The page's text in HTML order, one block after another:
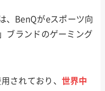
、BenQがeスポーツ向
ブランドのゲーミング
されており、 世界中